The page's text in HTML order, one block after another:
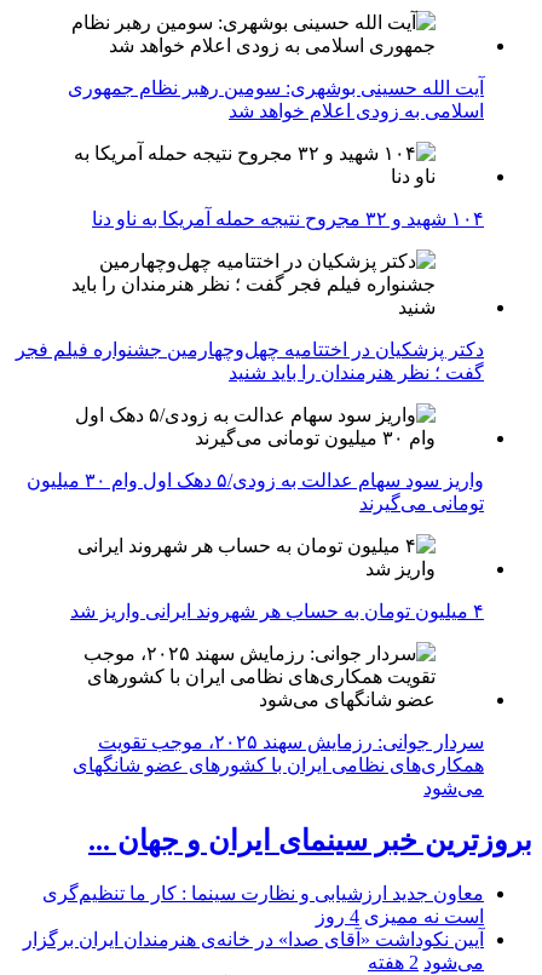
آیت الله حسینی بوشهری: سومین رهبر نظام جمهوری
اسلامی به زودی اعلام خواهد شد
۱۰۴ شهید و ۳۲ مجروح نتیجه حمله آمریکا به ناو دنا
دکتر پزشکیان در اختتامیه چهل‌وچهارمین جشنواره فیلم فجر
گفت ؛ نظر هنرمندان را باید شنید
واریز سود سهام عدالت به زودی/۵ دهک اول وام ۳۰ میلیون
تومانی می‌گیرند
۴ میلیون تومان به حساب هر شهروند ایرانی واریز شد
سردار جوانی: رزمایش سهند ۲۰۲۵، موجب تقویت
همکاری‌های نظامی ایران با کشور‌های عضو شانگهای
می‌شود
بروزترین خبر سینمای ایران و جهان ...
معاون جدید ارزشیابی و نظارت سینما : کار ما تنظیم‌گری
است نه ممیزی 4 روز
آیین نکوداشت «آقای صدا» در خانه‌ی هنرمندان ایران برگزار
می‌شود 2 هفته